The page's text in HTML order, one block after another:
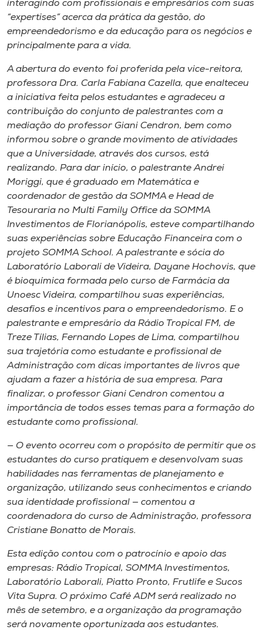
Selecione
o idioma
A+
interagindo com profissionais e empresários com suas
“expertises” acerca da prática da gestão, do
empreendedorismo e da educação para os negócios e
principalmente para a vida.
A abertura do evento foi proferida pela vice-reitora,
professora Dra. Carla Fabiana Cazella, que enalteceu
a iniciativa feita pelos estudantes e agradeceu a
contribuição do conjunto de palestrantes com a
mediação do professor Giani Cendron, bem como
informou sobre o grande movimento de atividades
que a Universidade, através dos cursos, está
realizando. Para dar início, o palestrante Andrei
Moriggi, que é graduado em Matemática e
coordenador de gestão da SOMMA e Head de
Tesouraria no Multi Family Office da SOMMA
Investimentos de Florianópolis, esteve compartilhando
suas experiências sobre Educação Financeira com o
projeto SOMMA School. A palestrante e sócia do
Laboratório Laborali de Videira, Dayane Hochovis, que
é bioquímica formada pelo curso de Farmácia da
Unoesc Videira, compartilhou suas experiências,
desafios e incentivos para o empreendedorismo. E o
palestrante e empresário da Rádio Tropical FM, de
Treze Tílias, Fernando Lopes de Lima, compartilhou
sua trajetória como estudante e profissional de
Administração com dicas importantes de livros que
ajudam a fazer a história de sua empresa. Para
finalizar, o professor Giani Cendron comentou a
importância de todos esses temas para a formação do
estudante como profissional.
— O evento ocorreu com o propósito de permitir que os
estudantes do curso pratiquem e desenvolvam suas
habilidades nas ferramentas de planejamento e
organização, utilizando seus conhecimentos e criando
sua identidade profissional — comentou a
coordenadora do curso de Administração, professora
Cristiane Bonatto de Morais.
Esta edição contou com o patrocínio e apoio das
empresas: Rádio Tropical, SOMMA Investimentos,
Laboratório Laborali, Piatto Pronto, Frutlife e Sucos
Vita Supra. O próximo Café ADM será realizado no
mês de setembro, e a organização da programação
será novamente oportunizada aos estudantes.